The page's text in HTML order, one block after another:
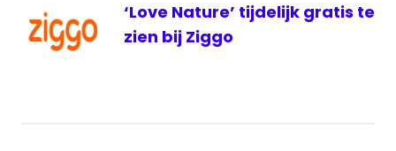
‘Love Nature’ tijdelijk gratis te
zien bij Ziggo